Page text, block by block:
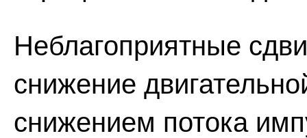
Неблагоприятные
снижение
снижением потока